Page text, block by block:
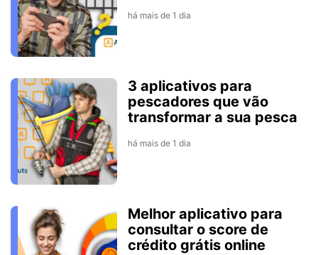
há mais de 1 dia
3 aplicativos para
pescadores que vão
transformar a sua pesca
há mais de 1 dia
Melhor aplicativo para
consultar o score de
crédito grátis online